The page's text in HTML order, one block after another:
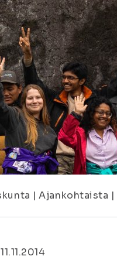
| Ajankohtaista |
11.11.2014